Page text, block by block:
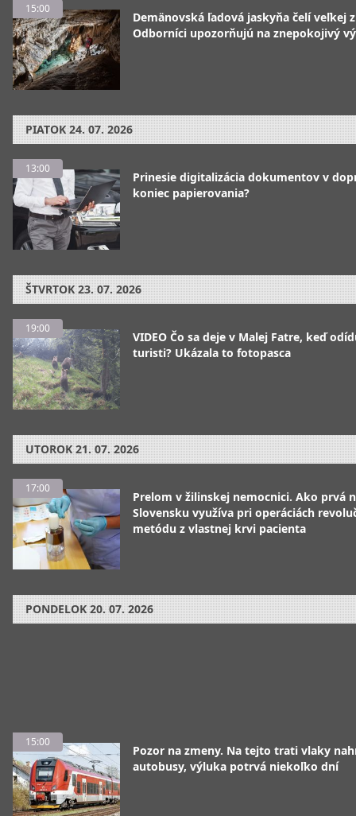
15:00
Demänovská ľadová jaskyňa čelí veľkej
Odborníci upozorňujú na znepokojivý
PIATOK 24. 07. 2026
13:00
Prinesie digitalizácia dokumentov v
koniec papierovania?
ŠTVRTOK 23. 07. 2026
19:00
VIDEO Čo sa deje v Malej Fatre, keď
turisti? Ukázala to fotopasca
UTOROK 21. 07. 2026
17:00
Prelom v žilinskej nemocnici. Ako prvá
Slovensku využíva pri operáciách
metódu z vlastnej krvi pacienta
PONDELOK 20. 07. 2026
15:00
Pozor na zmeny. Na tejto trati vlaky
autobusy, výluka potrvá niekoľko dní